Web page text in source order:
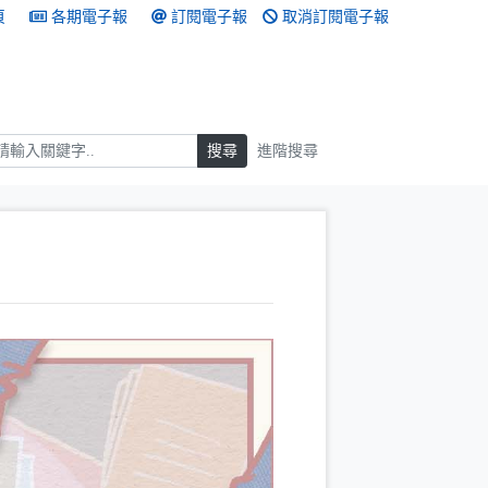
各期電子報 訂閱電子報 取消訂閱電子報
搜尋 進階搜尋